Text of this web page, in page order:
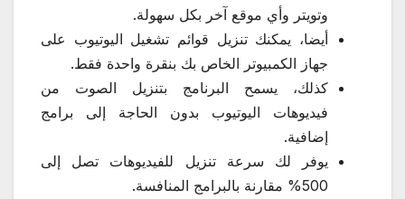
وتويتر وأي موقع آخر بكل سهولة.
أيضا، يمكنك تنزيل قوائم تشغيل اليوتيوب على
جهاز الكمبيوتر الخاص بك بنقرة واحدة فقط.
كذلك، يسمح البرنامج بتنزيل الصوت من
فيديوهات اليوتيوب بدون الحاجة إلى برامج
إضافية.
يوفر لك سرعة تنزيل للفيديوهات تصل إلى
500% مقارنة بالبرامج المنافسة.